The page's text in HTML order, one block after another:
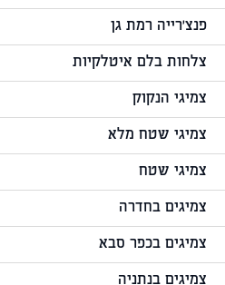
פנצ'רייה רמת גן
צלחות בלם איטלקיות
צמיגי הנקוק
צמיגי שטח מלא
צמיגי שטח
צמיגים בחדרה
צמיגים בכפר סבא
צמיגים בנתניה